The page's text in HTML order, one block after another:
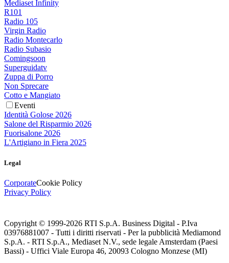
Mediaset Infinity
R101
Radio 105
Virgin Radio
Radio Montecarlo
Radio Subasio
Comingsoon
Superguidatv
Zuppa di Porro
Non Sprecare
Cotto e Mangiato
Eventi
Identità Golose 2026
Salone del Risparmio 2026
Fuorisalone 2026
L'Artigiano in Fiera 2025
Legal
CorporateCookie Policy
Privacy Policy
Copyright © 1999-2026 RTI S.p.A. Business Digital - P.Iva
03976881007 - Tutti i diritti riservati - Per la pubblicità Mediamond
S.p.A. - RTI S.p.A., Mediaset N.V., sede legale Amsterdam (Paesi
Bassi) - Uffici Viale Europa 46, 20093 Cologno Monzese (MI)